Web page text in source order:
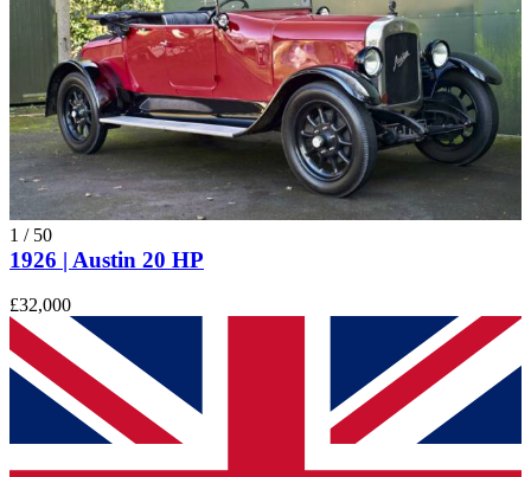
1 / 50
1926 | Austin 20 HP
£32,000